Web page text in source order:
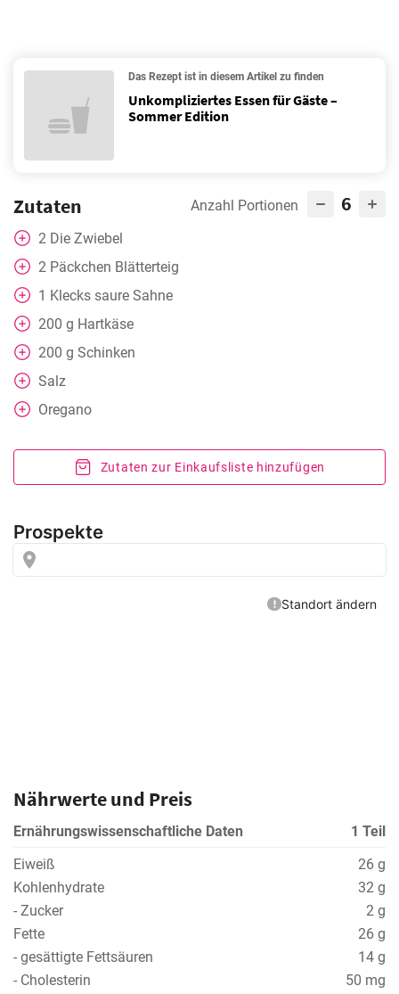
Das Rezept ist in diesem Artikel zu finden
Unkompliziertes Essen für Gäste –
Sommer Edition
Zutaten Anzahl Portionen 6
2 Die Zwiebel
2 Päckchen Blätterteig
1 Klecks saure Sahne
200 g Hartkäse
200 g Schinken
Salz
Oregano
Zutaten zur Einkaufsliste hinzufügen
Nährwerte und Preis
Ernährungswissenschaftliche Daten
1 Teil
Eiweiß
26 g
Kohlenhydrate
32 g
- Zucker
2 g
Fette
26 g
- gesättigte Fettsäuren
14 g
- Cholesterin
50 mg